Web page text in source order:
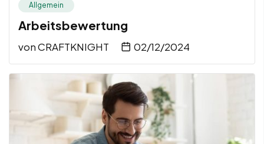
Allgemein
Arbeitsbewertung
vonCRAFTKNIGHT 02/12/2024